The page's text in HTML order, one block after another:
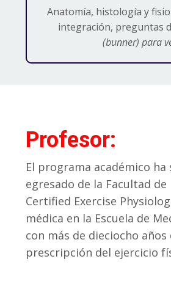
Anatomía, histología y
integración, preguntas
(bunner) para
Profesor:
El programa académico
egresado de la Facultad
Certified Exercise
médica en la Escuela de
con más de dieciocho
prescripción del ejercicio